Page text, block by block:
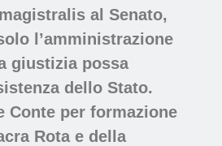
al Senato,
l’amministrazione
giustizia possa
dello Stato.
Conte per formazione
Rota e della